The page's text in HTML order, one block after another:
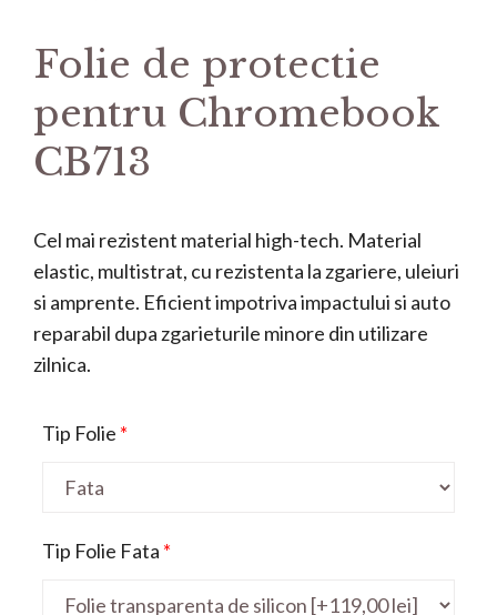
Folie de protectie
pentru Chromebook
CB713
Cel mai rezistent material high-tech. Material
elastic, multistrat, cu rezistenta la zgariere, uleiuri
si amprente. Eficient impotriva impactului si auto
reparabil dupa zgarieturile minore din utilizare
zilnica.
Tip Folie *
Tip Folie Fata *